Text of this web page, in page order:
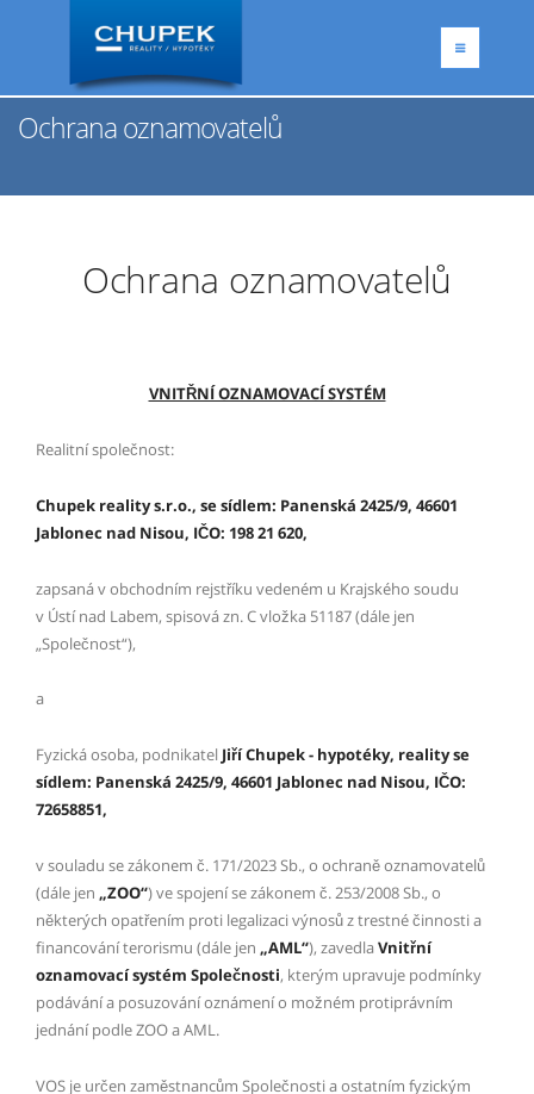
Ochrana oznamovatelů
Ochrana oznamovatelů
VNITŘNÍ OZNAMOVACÍ SYSTÉM
Realitní společnost:
Chupek reality s.r.o., se sídlem: Panenská 2425/9, 46601
Jablonec nad Nisou, IČO: 198 21 620,
zapsaná v obchodním rejstříku vedeném u Krajského soudu
v Ústí nad Labem, spisová zn. C vložka 51187 (dále jen
„Společnost“),
a
Fyzická osoba, podnikatel Jiří Chupek - hypotéky, realityse
sídlem: Panenská 2425/9, 46601 Jablonec nad Nisou, IČO:
72658851,
v souladu se zákonem č. 171/2023 Sb., o ochraně oznamovatelů
(dále jen „ZOO“) ve spojení se zákonem č. 253/2008 Sb., o
některých opatřením proti legalizaci výnosů z trestné činnosti a
financování terorismu (dále jen „AML“), zavedlaVnitřní
oznamovací systém Společnosti, kterým upravuje podmínky
podávání a posuzování oznámení o možném protiprávním
jednání podle ZOO a AML.
VOS je určen zaměstnancům Společnosti a ostatním fyzickým